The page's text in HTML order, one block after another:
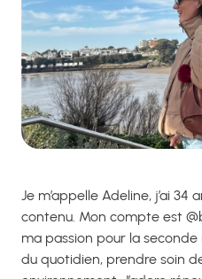
Je m’appelle Adeline, j’ai 34
contenu. Mon compte est
ma passion pour la seconde
du quotidien, prendre soin